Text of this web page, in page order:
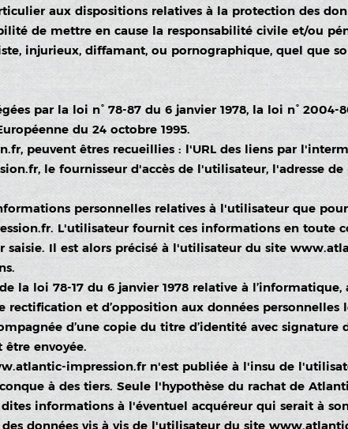
aux dispositions relatives à la protection des
de mettre en cause la responsabilité civile et/ou
injurieux, diffamant, ou pornographique, quel que
par la loi n° 78-87 du 6 janvier 1978, la loi n° 2004-
du 24 octobre 1995.
, peuvent êtres recueillies : l'URL des liens par
, le fournisseur d'accès de l'utilisateur, l'adresse
personnelles relatives à l'utilisateur que
. L'utilisateur fournit ces informations en toute
Il est alors précisé à l'utilisateur du site
la loi 78-17 du 6 janvier 1978 relative à l’informatique,
rectification et d’opposition aux données personnelles
d’une copie du titre d’identité avec signature
être envoyée.
impression.fr n'est publiée à l'insu de
à des tiers. Seule l'hypothèse du rachat de
informations à l'éventuel acquéreur qui serait à
données vis à vis de l'utilisateur du site